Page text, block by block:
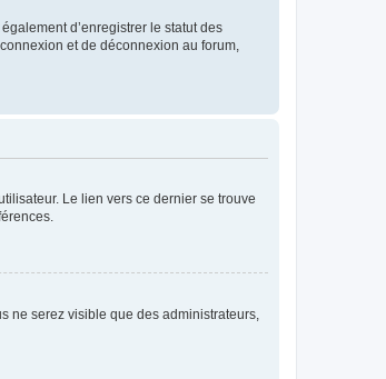
d’enregistrer le statut des
et de déconnexion au forum,
Le lien vers ce dernier se trouve
ne serez visible que des administrateurs,